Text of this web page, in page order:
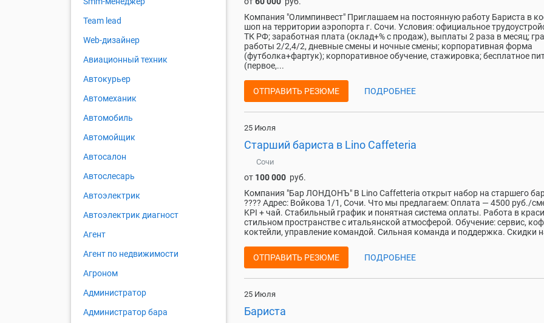
Компания "Олимпинвест" Приглашаем на постоянную работу Бариста в
шоп на территории аэропорта г. Сочи. Условия: официальное
ТК РФ; заработная плата (оклад+% с продаж), выплаты 2 раза в месяц;
работы 2/2,4/2, дневные смены и ночные смены; корпоративная форма
(футболка+фартук); корпоративное обучение, стажировка; бесплатное
(первое,...
ОТПРАВИТЬ РЕЗЮМЕ ПОДРОБНЕЕ
25 Июля
Старший бариста в Lino Caffeteria
Сочи
от 100 000 руб.
Компания "Бар ЛОНДОНЪ" В Lino Caffetteria открыт набор на старшего
???? Адрес: Войкова 1/1, Сочи. Что мы предлагаем: Оплата — 4500 руб./
KPI + чай. Стабильный график и понятная система оплаты. Работа в
стильном пространстве с итальянской атмосферой. Обучение: сервис,
коктейли, управление командой. Сильная команда и поддержка. Скидки
ОТПРАВИТЬ РЕЗЮМЕ ПОДРОБНЕЕ
25 Июля
Бариста
Team lead
Web-дизайнер
Авиационный техник
Автокурьер
Автомеханик
Автомобиль
Автомойщик
Автосалон
Автослесарь
Автоэлектрик
Автоэлектрик диагност
Агент
Агент по недвижимости
Агроном
Администратор
Администратор бара